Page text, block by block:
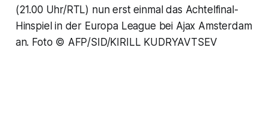
(21.00 Uhr/RTL) nun erst einmal das Achtelfinal-
Hinspiel in der Europa League bei Ajax Amsterdam
an. Foto © AFP/SID/KIRILL KUDRYAVTSEV